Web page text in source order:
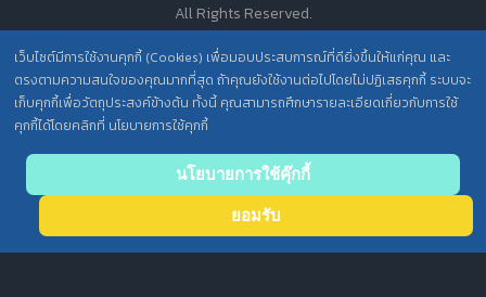
เว็บไซต์มีการใช้งานคุกกี้ (Cookies) เพื่อมอบประสบการณ์ที่ดียิ่งขึ้นให้แก่คุณ และ
ตรงตามความสนใจของคุณมากที่สุด ถ้าคุณยังใช้งานต่อไปโดยไม่ปฏิเสธคุกกี้ ระบบจะ
เก็บคุกกี้เพื่อวัตถุประสงค์ข้างต้น ทั้งนี้ คุณสามารถศึกษารายละเอียดเกี่ยวกับการใช้
คุกกี้ได้โดยคลิกที่ นโยบายการใช้คุกกี้
นโยบายการใช้คุ๊กกี้
ยอมรับ
All Rights Reserved.
นโยบายการคุ้มครองข้อมูลส่วนบุคคล วศ. /
ประกาศความเป็นส่วนตัว (Privacy Notice) สำหรับการบริการสารสนเทศ
to top